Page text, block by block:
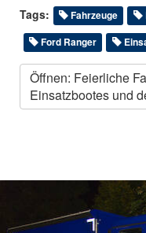
Tags:
Fahrzeuge
Ford Ranger
Öffnen: Feierliche
Einsatzbootes und